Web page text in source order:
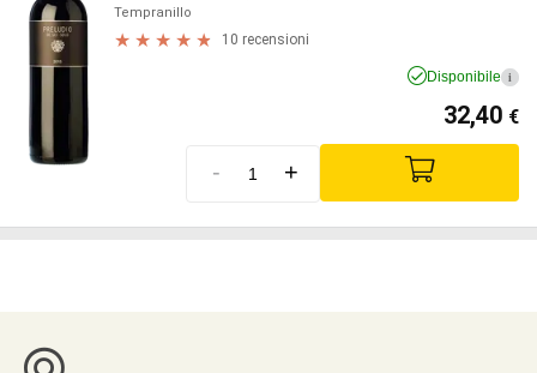
Tempranillo
10 recensioni
Disponibile i
32,40 €
- +